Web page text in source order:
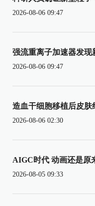
2026-08-06 09:47
强流重离子加速器发现
2026-08-06 09:47
造血干细胞移植后皮肤
2026-08-06 02:30
AIGC时代 动画还是原
2026-08-05 09:33